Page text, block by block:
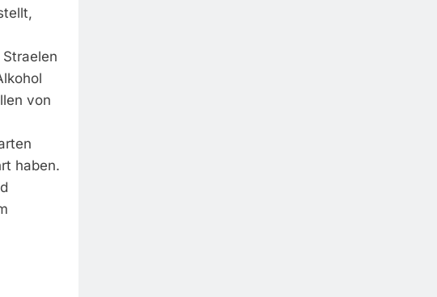
von
haben.